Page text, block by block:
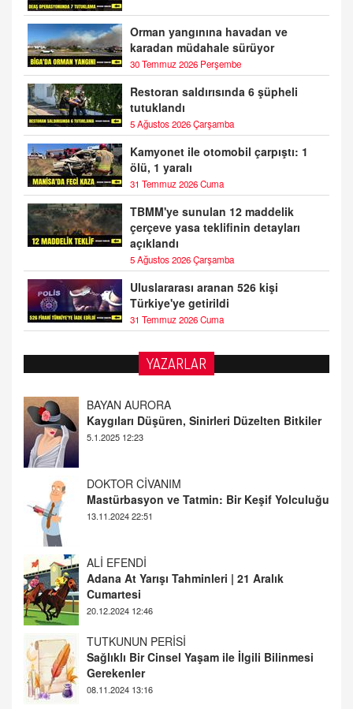
Orman yangınına havadan ve
karadan müdahale sürüyor
30 Temmuz 2026 Perşembe
Restoran saldırısında 6 şüpheli
tutuklandı
5 Ağustos 2026 Çarşamba
Kamyonet ile otomobil çarpıştı: 1
ölü, 1 yaralı
31 Temmuz 2026 Cuma
TBMM'ye sunulan 12 maddelik
çerçeve yasa teklifinin detayları
açıklandı
5 Ağustos 2026 Çarşamba
Uluslararası aranan 526 kişi
Türkiye'ye getirildi
31 Temmuz 2026 Cuma
YAZARLAR
DOKTOR CİVANIM
Mastürbasyon ve Tatmin: Bir Keşif Yolculuğu
13.11.2024 22:51
ALİ EFENDİ
Adana At Yarışı Tahminleri | 21 Aralık
Cumartesi
TUTKUNUN PERİSİ
Sağlıklı Bir Cinsel Yaşam ile İlgili Bilinmesi
Gerekenler
08.11.2024 13:16
FARUK ÖNALAN
Tezkere Onaylanmasaydı…
2 Kasım 2021 Salı 00:11